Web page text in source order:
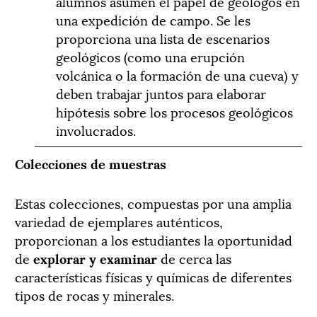
una expedición de campo. Se les
proporciona una lista de escenarios
geológicos (como una erupción
volcánica o la formación de una cueva) y
deben trabajar juntos para elaborar
hipótesis sobre los procesos geológicos
involucrados.
Colecciones de muestras
Estas colecciones, compuestas por una amplia
variedad de ejemplares auténticos,
proporcionan a los estudiantes la oportunidad
de explorar y examinarde cerca las
características físicas y químicas de diferentes
tipos de rocas y minerales.